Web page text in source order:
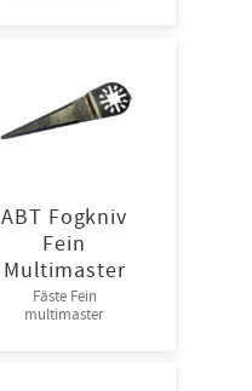
ABT Fogkniv
Fein
Multimaster
Fäste Fein
multimaster